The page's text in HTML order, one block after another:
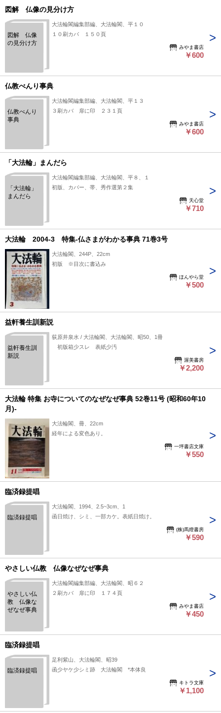
図解 仏像の見分け方
図解 仏像
の見分け方
大法輪閣編集部編、大法輪閣、平１０
１０刷カバ １５０頁
みやま書店
￥600
仏教べんり事典
仏教べんり
事典
大法輪閣編集部編、大法輪閣、平１３
３刷カバ 扉に印 ２３１頁
みやま書店
￥600
「大法輪」まんだら
「大法輪」
まんだら
大法輪閣編集部編、大法輪閣、平８、１
初版、カバー、帯、秀作選第２集
天心堂
￥710
大法輪 2004-3 特集-仏さまがわかる事典 71巻3号
大法輪閣、244P、22cm
初版 ※目次に書込み
ほんやら堂
￥500
益軒養生訓新説
益軒養生訓
新説
荻原井泉水 / 大法輪閣、大法輪閣、昭50、1冊
初版箱少スレ 表紙少汚
渥美書房
￥2,200
大法輪 特集 お寺についてのなぜなぜ事典 52巻11号 (昭和60年10
月)-
大法輪閣、冊、22cm
経年による変色あり。
一坪書店文庫
￥550
臨済録提唱
臨済録提唱
大法輪閣、1994、2.5~3cm、1
函日焼け、シミ、一部カケ。表紙日焼け。
(株)馬燈書房
￥590
やさしい仏教 仏像なぜなぜ事典
やさしい仏
教 仏像な
ぜなぜ事典
大法輪閣編集部編、大法輪閣、昭６２
２刷カバ 扉に印 １７４頁
みやま書店
￥450
臨済録提唱
臨済録提唱
足利紫山、大法輪閣、昭39
函少ヤケ少シミ跡 大法輪閣 *本体良
キトラ文庫
￥1,100